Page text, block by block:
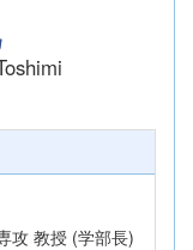
攻 教授 (学部長)